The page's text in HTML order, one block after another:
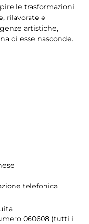
le trasformazioni
rilavorate e
artistiche,
di esse nasconde.
telefonica
060608 (tutti i